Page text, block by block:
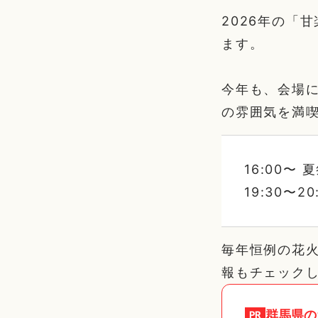
2026年の「甘
ます。
今年も、会場
の雰囲気を満
16:00〜 夏
19:30〜
毎年恒例の花
報もチェック
PR 群馬県